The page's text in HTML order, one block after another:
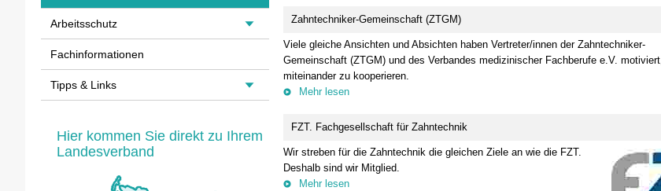
Zahntechniker-Gemeinschaft (ZTGM)
Viele gleiche Ansichten und Absichten haben Vertreter/innen der Zahntechniker-
Gemeinschaft (ZTGM) und des Verbandes medizinischer Fachberufe e.V. motiviert,
miteinander zu kooperieren.
Mehr lesen
FZT. Fachgesellschaft für Zahntechnik
Wir streben für die Zahntechnik die gleichen Ziele an wie die FZT.
Deshalb sind wir Mitglied.
Mehr lesen
Arbeitsschutz
Fachinformationen
Tipps & Links
Hier kommen Sie direkt zu Ihrem
Landesverband